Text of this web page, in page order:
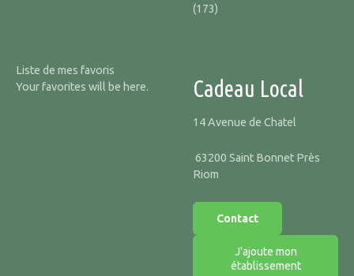
(173)
Liste de mes favoris
Your favorites will be here.
Cadeau Local
14 Avenue de Chatel
63200 Saint Bonnet Près
Riom
Contact
J'ajoute mon
établissement